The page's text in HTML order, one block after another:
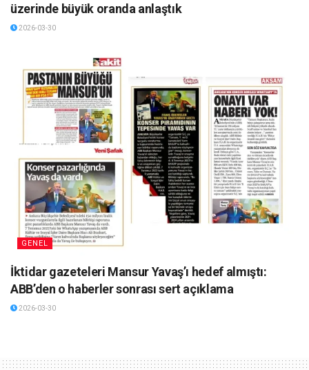
üzerinde büyük oranda anlaştık
2026-03-30
GENEL
İktidar gazeteleri Mansur Yavaş’ı hedef almıştı:
ABB’den o haberler sonrası sert açıklama
2026-03-30